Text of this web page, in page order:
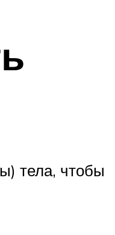
тела, чтобы